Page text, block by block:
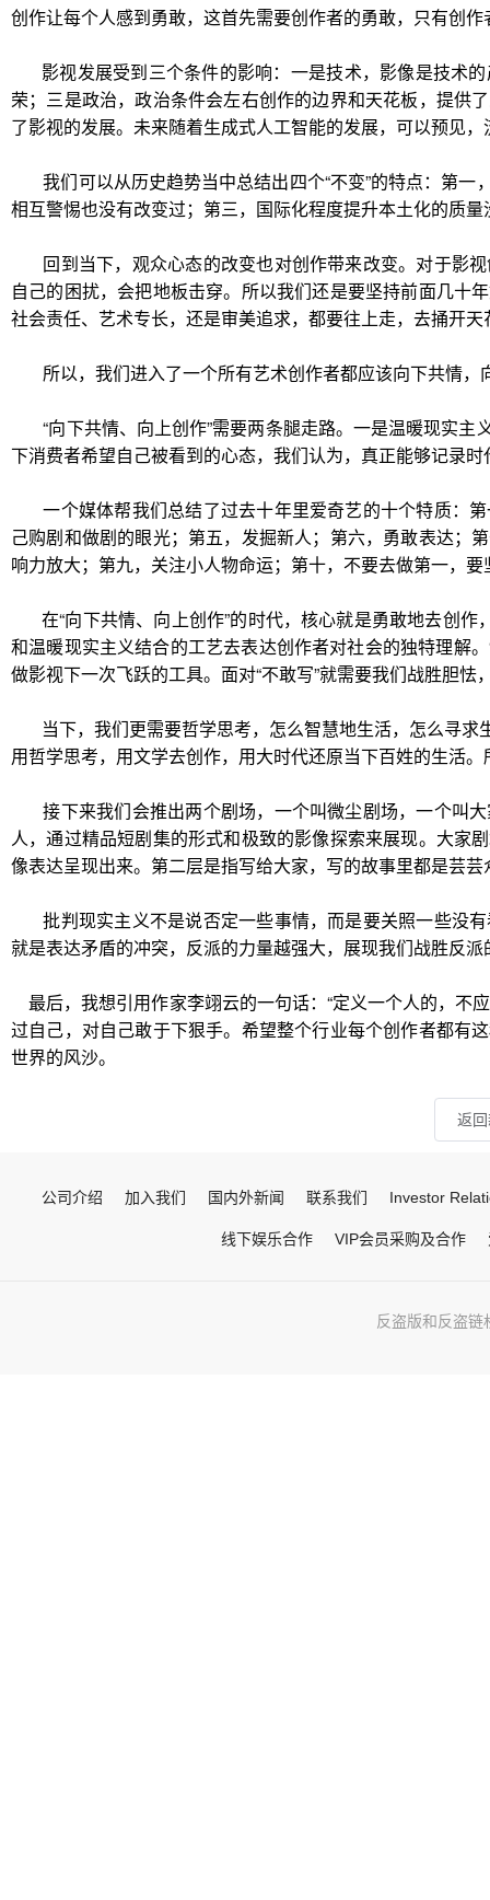
创作让每个人感到勇敢，这首先需要创作者的勇敢，只有创
影视发展受到三个条件的影响：一是技术，影像是技术
荣；三是政治，政治条件会左右创作的边界和天花板，提供
了影视的发展。未来随着生成式人工智能的发展，可以预见
我们可以从历史趋势当中总结出四个“不变”的特点：第
相互警惕也没有改变过；第三，国际化程度提升本土化的质
回到当下，观众心态的改变也对创作带来改变。对于影
自己的困扰，会把地板击穿。所以我们还是要坚持前面几十
社会责任、艺术专长，还是审美追求，都要往上走，去捅开天
所以，我们进入了一个所有艺术创作者都应该向下共情
“向下共情、向上创作”需要两条腿走路。一是温暖现实
下消费者希望自己被看到的心态，我们认为，真正能够记录
一个媒体帮我们总结了过去十年里爱奇艺的十个特质：
己购剧和做剧的眼光；第五，发掘新人；第六，勇敢表达；
响力放大；第九，关注小人物命运；第十，不要去做第一，
在“向下共情、向上创作”的时代，核心就是勇敢地去创
和温暖现实主义结合的工艺去表达创作者对社会的独特理解
做影视下一次飞跃的工具。面对“不敢写”就需要我们战胜胆
当下，我们更需要哲学思考，怎么智慧地生活，怎么寻
用哲学思考，用文学去创作，用大时代还原当下百姓的生活
接下来我们会推出两个剧场，一个叫微尘剧场，一个叫
人，通过精品短剧集的形式和极致的影像探索来展现。大家
像表达呈现出来。第二层是指写给大家，写的故事里都是芸芸
批判现实主义不是说否定一些事情，而是要关照一些没
就是表达矛盾的冲突，反派的力量越强大，展现我们战胜反
最后，我想引用作家李翊云的一句话：“定义一个人的，不
过自己，对自己敢于下狠手。希望整个行业每个创作者都有
世界的风沙。
返
公司介绍 加入我们 国内外新闻 联系我们 Investor
线下娱乐合作 VIP会员采购及合作
反盗版和反盗链